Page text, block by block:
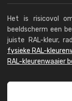
Het is risicovol
beeldscherm een
juiste RAL-kleur,
fysieke RAL-
RAL-kleurenwaaier